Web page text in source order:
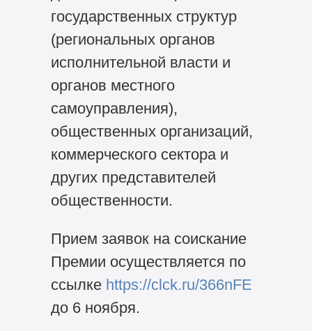
государственных структур
(региональных органов
исполнительной власти и
органов местного
самоуправления),
общественных организаций,
коммерческого сектора и
других представителей
общественности.
Прием заявок на соискание
Премии осуществляется по
ссылке https://clck.ru/366nFE
до 6 ноября.